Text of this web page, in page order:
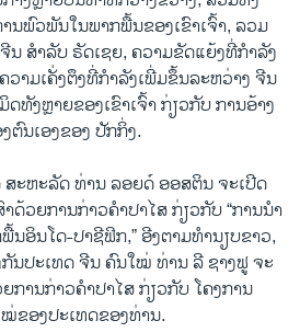
ນພົວພັນໃນພາກພື້ນຂອງເຂົາເຈົ້າ, ລວມ
ສຳລັບ ຣັດເຊຍ, ຄວາມຂັດແຍ້ງທີ່ກຳລັງ
ວາມເຄັ່ງຕຶງທີ່ກຳລັງເພີ່ມຂຶ້ນລະຫວ່າງ ຈີນ
ທັງຫຼາຍຂອງເຂົາເຈົ້າ ກ່ຽວກັບ ການອ້າງ
ຕົນເອງຂອງ ປັກກິ່ງ.
ະຫະລັດ ທ່ານ ລອຍດ໌ ອອສຕິນ ຈະເປີດ
ດ້ວຍການກ່າວຄຳປາໄສ ກ່ຽວກັບ “ການນໍາ
ນອິນໂດ-ປາຊີຟິກ,” ອີງຕາມທໍານຽບຂາວ,
ນປະເທດ ຈີນ ຄົນໃໝ່ ທ່ານ ລີ ຊາງຟູ ຈະ
ການກ່າວຄຳປາໄສ ກ່ຽວກັບ ໂຄງການ
ຂອງປະເທດຂອງທ່ານ.